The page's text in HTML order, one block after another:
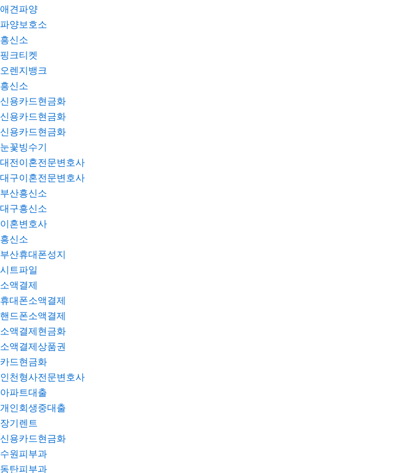
애견파양
파양보호소
흥신소
핑크티켓
오렌지뱅크
흥신소
신용카드현금화
신용카드현금화
신용카드현금화
눈꽃빙수기
대전이혼전문변호사
대구이혼전문변호사
부산흥신소
대구흥신소
이혼변호사
흥신소
부산휴대폰성지
시트파일
소액결제
휴대폰소액결제
핸드폰소액결제
소액결제현금화
소액결제상품권
카드현금화
인천형사전문변호사
아파트대출
개인회생중대출
장기렌트
신용카드현금화
수원피부과
동탄피부과